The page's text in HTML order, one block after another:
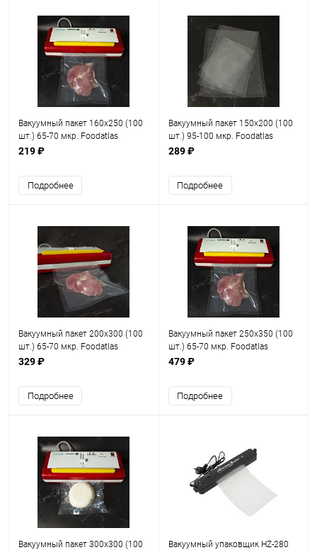
Вакуумный пакет 160х250 (100
шт.) 65-70 мкр. Foodatlas
219 ₽
Подробнее
Вакуумный пакет 150х200 (100
шт.) 95-100 мкр. Foodatlas
289 ₽
Подробнее
Вакуумный пакет 200х300 (100
шт.) 65-70 мкр. Foodatlas
329 ₽
Подробнее
Вакуумный пакет 250х350 (100
шт.) 65-70 мкр. Foodatlas
479 ₽
Подробнее
Вакуумный пакет 300х300 (100
Вакуумный упаковщик HZ-280